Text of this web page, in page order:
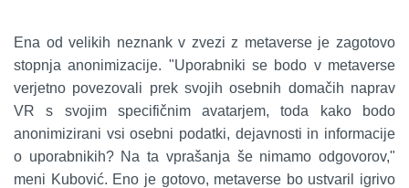
Ena od velikih neznank v zvezi z metaverse je zagotovo
stopnja anonimizacije. "Uporabniki se bodo v metaverse
verjetno povezovali prek svojih osebnih domačih naprav
VR s svojim specifičnim avatarjem, toda kako bodo
anonimizirani vsi osebni podatki, dejavnosti in informacije
o uporabnikih? Na ta vprašanja še nimamo odgovorov,"
meni Kubović. Eno je gotovo, metaverse bo ustvaril igrivo